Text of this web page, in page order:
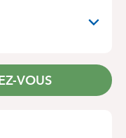
VOUS